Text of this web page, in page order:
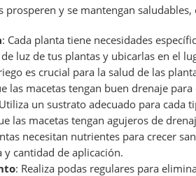
prosperen y se mantengan
: Cada planta tiene necesidades
luz de tus plantas y ubicarlas en el
es crucial para la salud de las
las macetas tengan buen drenaje
un sustrato adecuado para cada
las macetas tengan agujeros de
necesitan nutrientes para crecer
y cantidad de aplicación.
: Realiza podas regulares para